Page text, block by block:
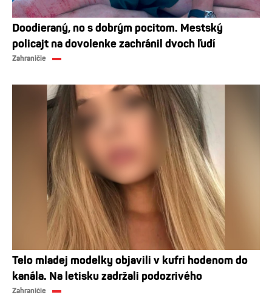
Doodieraný, no s dobrým pocitom. Mestský
policajt na dovolenke zachránil dvoch ľudí
Zahraničie
Telo mladej modelky objavili v kufri hodenom do
kanála. Na letisku zadržali podozrivého
Zahraničie